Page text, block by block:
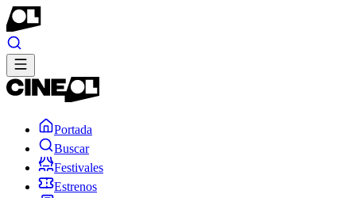
Portada
Buscar
Festivales
Estrenos